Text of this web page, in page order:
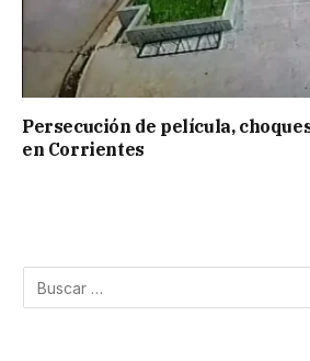
Persecución de película,
en Corrientes